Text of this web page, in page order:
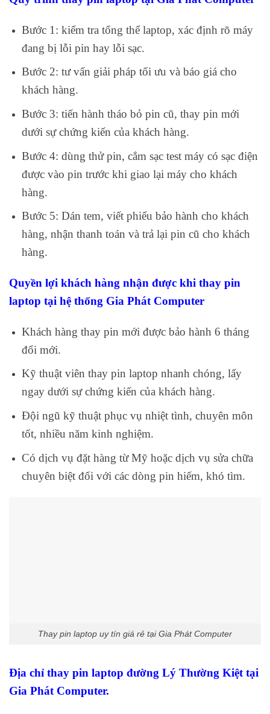
Bước 1: kiểm tra tổng thể laptop, xác định rõ máy
đang bị lỗi pin hay lỗi sạc.
Bước 2: tư vấn giải pháp tối ưu và báo giá cho
khách hàng.
Bước 3: tiến hành tháo bỏ pin cũ, thay pin mới
dưới sự chứng kiến của khách hàng.
Bước 4: dùng thử pin, cắm sạc test máy có sạc điện
được vào pin trước khi giao lại máy cho khách
hàng.
Bước 5: Dán tem, viết phiếu bảo hành cho khách
hàng, nhận thanh toán và trả lại pin cũ cho khách
hàng.
Quyền lợi khách hàng nhận được khi thay pin
laptop tại hệ thống Gia Phát Computer
Khách hàng thay pin mới được bảo hành 6 tháng
đổi mới.
Kỹ thuật viên thay pin laptop nhanh chóng, lấy
ngay dưới sự chứng kiến của khách hàng.
Đội ngũ kỹ thuật phục vụ nhiệt tình, chuyên môn
tốt, nhiều năm kinh nghiệm.
Có dịch vụ đặt hàng từ Mỹ hoặc dịch vụ sửa chữa
chuyên biệt đối với các dòng pin hiếm, khó tìm.
Thay pin laptop uy tín giá rẻ tại Gia Phát Computer
Địa chỉ thay pin laptop đường Lý Thường Kiệt tại
Gia Phát Computer.